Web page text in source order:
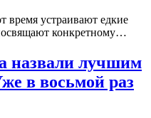
время устраивают едкие
конкретному…
назвали лучшим
в восьмой раз